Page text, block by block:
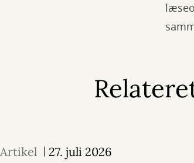
Artikel 27. juli 2026